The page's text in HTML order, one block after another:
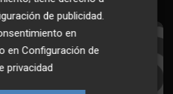
al Boletín
hora en tu email
de publicidad.
en
enConfiguración de
privacidad